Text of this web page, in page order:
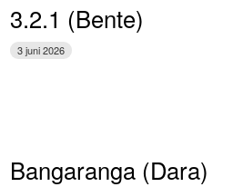
3.2.1 (Bente)
3 juni 2026
Bangaranga (Dara)